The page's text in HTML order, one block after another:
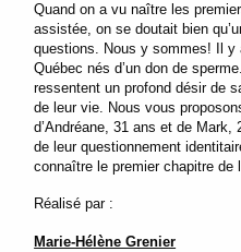
Quand on a vu naître les
assistée, on se doutait bien
questions. Nous y sommes! Il y
Québec nés d’un don de
ressentent un profond désir de
de leur vie. Nous vous
d’Andréane, 31 ans et de
de leur questionnement
connaître le premier chapitre de
Réalisé par :
Marie-Hélène Grenier